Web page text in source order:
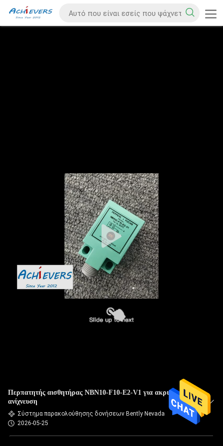
Περπατητής αισθητήρας NBN10-F10-E2-V1 για ακριβή
ανίχνευση
Σύστημα παρακολούθησης δονήσεων Bently Nevada
2026-05-25